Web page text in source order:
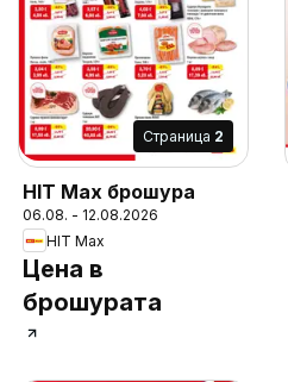
Cтраница 2
HIT Max брошура
06.08. - 12.08.2026
HIT Max
Цена в
брошурата